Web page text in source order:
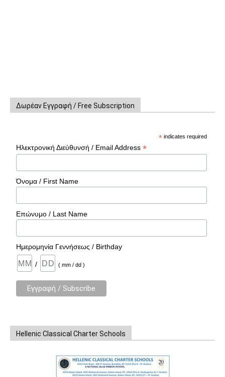
Δωρέαν Εγγραφή / Free Subscription
* indicates required
Ηλεκτρονική Διεύθυνσή / Email Address*
Όνομα / First Name
Επώνυμο / Last Name
Ημερομηνία Γεννήσεως / Birthday
/ ( mm / dd )
Hellenic Classical Charter Schools